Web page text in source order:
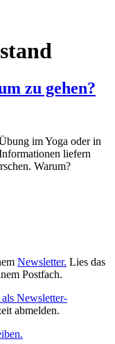
zu gehen?
im Yoga oder in
liefern
Warum?
Newsletter. Lies das
Postfach.
Newsletter-
abmelden.